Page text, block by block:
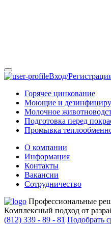
Вход/
Горячее цинкование
Моющие и
Молочное
Подготовка перед
Промывка
О компании
Информация
Контакты
Вакансии
Сотрудничество
Профессиональные
Комплексный подход от
(812) 339 - 89 - 81 Подобрать